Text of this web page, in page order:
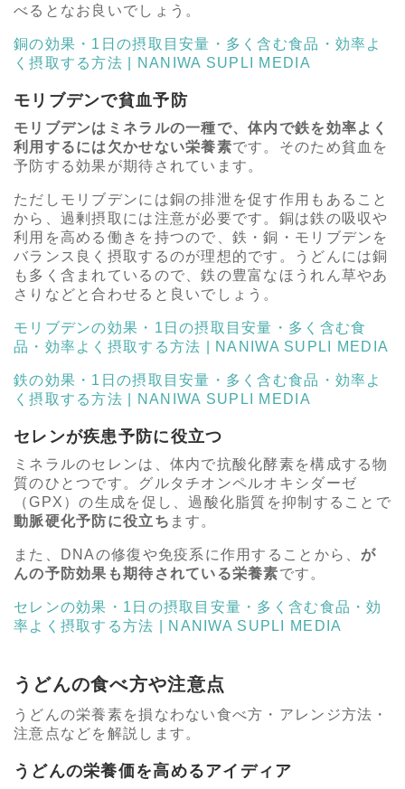
べるとなお良いでしょう。
銅の効果・1日の摂取目安量・多く含む食品・効率よ
く摂取する方法 | NANIWA SUPLI MEDIA
モリブデンで貧血予防
モリブデンはミネラルの一種で、体内で鉄を効率よく
利用するには欠かせない栄養素です。そのため貧血を
予防する効果が期待されています。
ただしモリブデンには銅の排泄を促す作用もあること
から、過剰摂取には注意が必要です。銅は鉄の吸収や
利用を高める働きを持つので、鉄・銅・モリブデンを
バランス良く摂取するのが理想的です。うどんには銅
も多く含まれているので、鉄の豊富なほうれん草やあ
さりなどと合わせると良いでしょう。
モリブデンの効果・1日の摂取目安量・多く含む食
品・効率よく摂取する方法 | NANIWA SUPLI MEDIA
鉄の効果・1日の摂取目安量・多く含む食品・効率よ
く摂取する方法 | NANIWA SUPLI MEDIA
セレンが疾患予防に役立つ
ミネラルのセレンは、体内で抗酸化酵素を構成する物
質のひとつです。グルタチオンペルオキシダーゼ
（GPX）の生成を促し、過酸化脂質を抑制することで
動脈硬化予防に役立ち ます。
また、DNAの修復や免疫系に作用することから、 が
んの予防効果も期待されている栄養素です。
セレンの効果・1日の摂取目安量・多く含む食品・効
率よく摂取する方法 | NANIWA SUPLI MEDIA
うどんの食べ方や注意点
うどんの栄養素を損なわない食べ方・アレンジ方法・
注意点などを解説します。
うどんの栄養価を高めるアイディア